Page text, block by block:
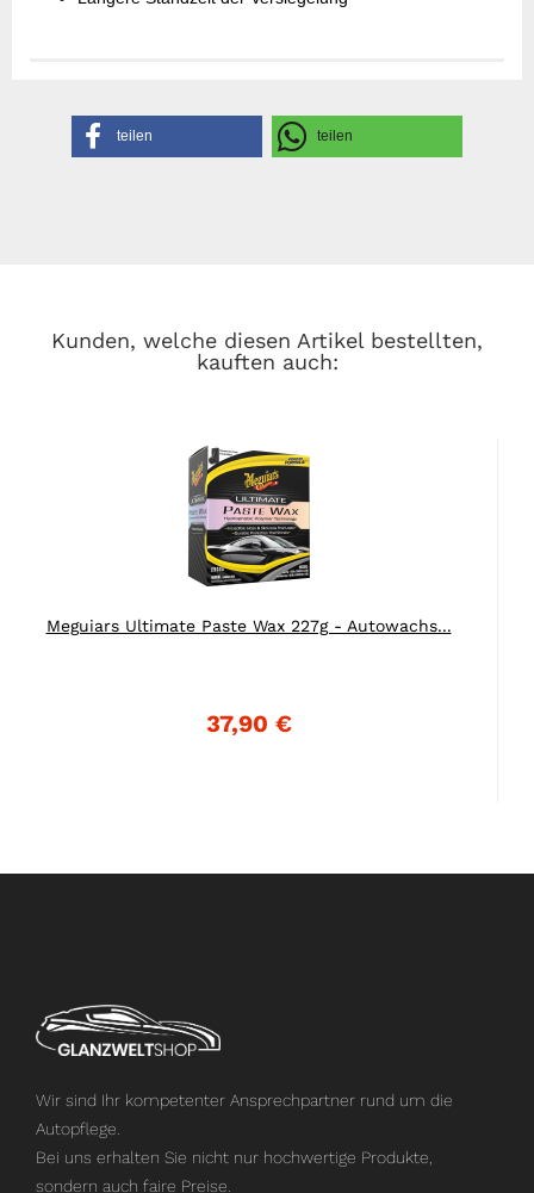
teilen teilen
Kunden, welche diesen Artikel bestellten,
kauften auch:
Meguiars Ultimate Paste Wax 227g - Autowachs...
37,90 €
Wir sind Ihr kompetenter Ansprechpartner rund um die
Autopflege.
Bei uns erhalten Sie nicht nur hochwertige Produkte,
sondern auch faire Preise.